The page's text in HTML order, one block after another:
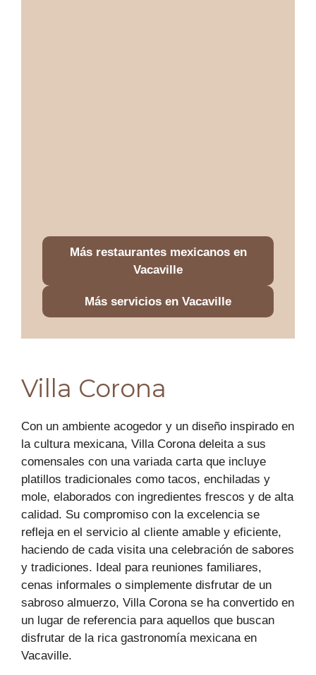
Más restaurantes mexicanos en
Vacaville
Más servicios en Vacaville
Villa Corona
Con un ambiente acogedor y un diseño inspirado en
la cultura mexicana, Villa Corona deleita a sus
comensales con una variada carta que incluye
platillos tradicionales como tacos, enchiladas y
mole, elaborados con ingredientes frescos y de alta
calidad. Su compromiso con la excelencia se
refleja en el servicio al cliente amable y eficiente,
haciendo de cada visita una celebración de sabores
y tradiciones. Ideal para reuniones familiares,
cenas informales o simplemente disfrutar de un
sabroso almuerzo, Villa Corona se ha convertido en
un lugar de referencia para aquellos que buscan
disfrutar de la rica gastronomía mexicana en
Vacaville.